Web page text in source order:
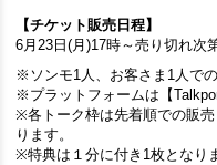
【チケット販売日程】
6月23日(月)17時～売り切れ次
※ソンモ1人、お客さま1人での
※プラットフォームは【
※各トーク枠は先着順での販
ります。
※特典は１分に付き1枚となり